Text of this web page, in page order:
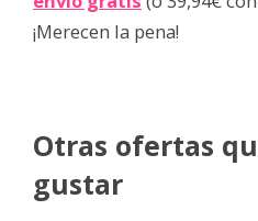
¡Merecen la pena!
Otras ofertas
gustar